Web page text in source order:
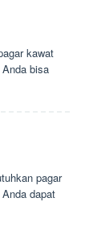
kawat
bisa
pagar
dapat